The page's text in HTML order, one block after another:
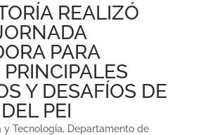
REALIZÓ
PARA
Y DESAFÍOS DE
PEI
y Tecnología, Departamento de